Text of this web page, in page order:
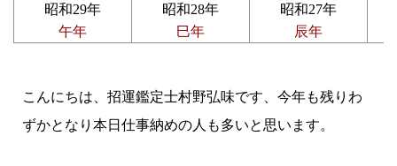
昭和29年
午年
昭和28年
巳年
昭和27年
辰年
こんにちは、招運鑑定士村野弘味です、今年も残りわ
ずかとなり本日仕事納めの人も多いと思います。